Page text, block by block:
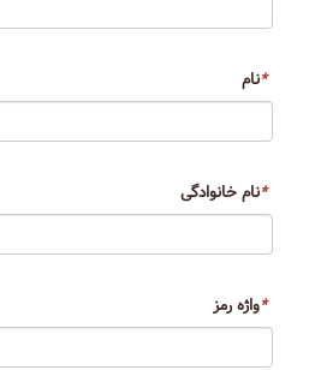
*نام
*نام خانوادگی
*واژه رمز